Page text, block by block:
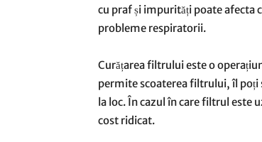
cu praf și impurități poate afecta
probleme respiratorii.
Curățarea filtrului este o
permite scoaterea filtrului, îl poți
la loc. În cazul în care filtrul este
cost ridicat.